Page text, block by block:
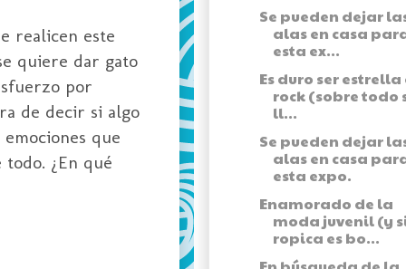
realicen este
quiere dar gato
por
de decir si algo
que
¿En qué
Se pueden dejar
alas en casa
esta ex...
Es duro ser
rock (sobre todo
ll...
Se pueden dejar
alas en casa
esta expo.
Enamorado de la
moda juvenil (y
ropica es bo...